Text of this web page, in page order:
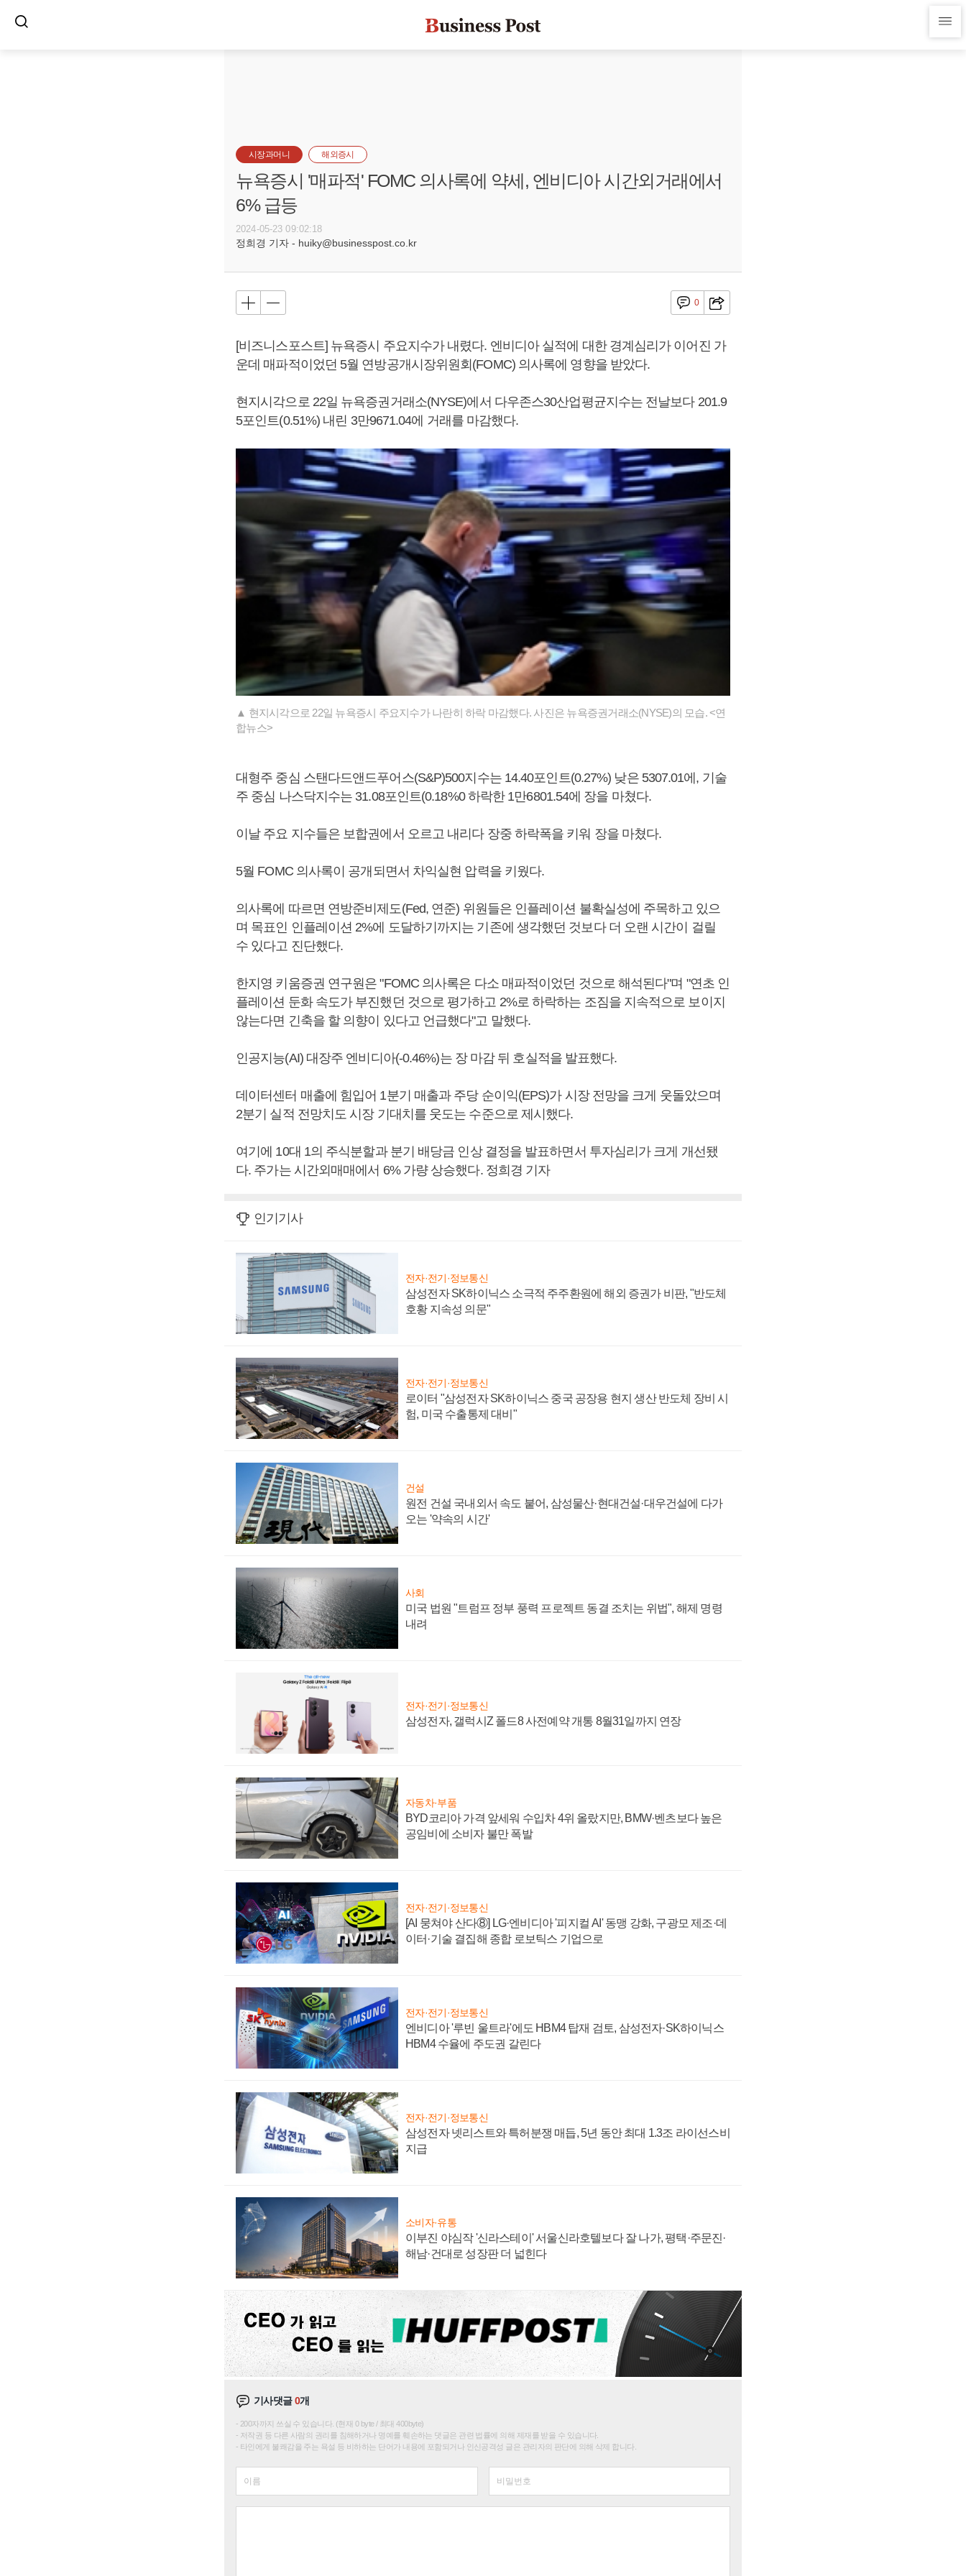
시장과머니 해외증시
뉴욕증시 '매파적' FOMC 의사록에 약세, 엔비디아 시간외거래에서
6% 급등
2024-05-23 09:02:18
정희경 기자 - huiky@businesspost.co.kr
0
[비즈니스포스트] 뉴욕증시 주요지수가 내렸다. 엔비디아 실적에 대한 경계심리가 이어진 가
운데 매파적이었던 5월 연방공개시장위원회(FOMC) 의사록에 영향을 받았다.
현지시각으로 22일 뉴욕증권거래소(NYSE)에서 다우존스30산업평균지수는 전날보다 201.9
5포인트(0.51%) 내린 3만9671.04에 거래를 마감했다.
▲ 현지시각으로 22일 뉴욕증시 주요지수가 나란히 하락 마감했다. 사진은 뉴욕증권거래소(NYSE)의 모습. <연
합뉴스>
대형주 중심 스탠다드앤드푸어스(S&P)500지수는 14.40포인트(0.27%) 낮은 5307.01에, 기술
주 중심 나스닥지수는 31.08포인트(0.18%0 하락한 1만6801.54에 장을 마쳤다.
이날 주요 지수들은 보합권에서 오르고 내리다 장중 하락폭을 키워 장을 마쳤다.
5월 FOMC 의사록이 공개되면서 차익실현 압력을 키웠다.
의사록에 따르면 연방준비제도(Fed, 연준) 위원들은 인플레이션 불확실성에 주목하고 있으
며 목표인 인플레이션 2%에 도달하기까지는 기존에 생각했던 것보다 더 오랜 시간이 걸릴
수 있다고 진단했다.
한지영 키움증권 연구원은 "FOMC 의사록은 다소 매파적이었던 것으로 해석된다"며 "연초 인
플레이션 둔화 속도가 부진했던 것으로 평가하고 2%로 하락하는 조짐을 지속적으로 보이지
않는다면 긴축을 할 의향이 있다고 언급했다"고 말했다.
인공지능(AI) 대장주 엔비디아(-0.46%)는 장 마감 뒤 호실적을 발표했다.
데이터센터 매출에 힘입어 1분기 매출과 주당 순이익(EPS)가 시장 전망을 크게 웃돌았으며
2분기 실적 전망치도 시장 기대치를 웃도는 수준으로 제시했다.
여기에 10대 1의 주식분할과 분기 배당금 인상 결정을 발표하면서 투자심리가 크게 개선됐
다. 주가는 시간외매매에서 6% 가량 상승했다. 정희경 기자
인기기사
전자·전기·정보통신
삼성전자 SK하이닉스 소극적 주주환원에 해외 증권가 비판, "반도체
호황 지속성 의문"
전자·전기·정보통신
로이터 "삼성전자 SK하이닉스 중국 공장용 현지 생산 반도체 장비 시
험, 미국 수출통제 대비"
건설
원전 건설 국내외서 속도 붙어, 삼성물산·현대건설·대우건설에 다가
오는 '약속의 시간'
사회
미국 법원 "트럼프 정부 풍력 프로젝트 동결 조치는 위법", 해제 명령
내려
전자·전기·정보통신
삼성전자, 갤럭시Z 폴드8 사전예약 개통 8월31일까지 연장
자동차·부품
BYD코리아 가격 앞세워 수입차 4위 올랐지만, BMW·벤츠보다 높은
공임비에 소비자 불만 폭발
전자·전기·정보통신
[AI 뭉쳐야 산다⑧] LG·엔비디아 '피지컬 AI' 동맹 강화, 구광모 제조·데
이터·기술 결집해 종합 로보틱스 기업으로
전자·전기·정보통신
엔비디아 '루빈 울트라'에도 HBM4 탑재 검토, 삼성전자·SK하이닉스
HBM4 수율에 주도권 갈린다
전자·전기·정보통신
삼성전자 넷리스트와 특허분쟁 매듭, 5년 동안 최대 1.3조 라이선스비
지급
소비자·유통
이부진 야심작 '신라스테이' 서울신라호텔보다 잘 나가, 평택·주문진·
해남·건대로 성장판 더 넓힌다
기사댓글0개
200자까지 쓰실 수 있습니다. (현재 0 byte / 최대 400byte)
저작권 등 다른 사람의 권리를 침해하거나 명예를 훼손하는 댓글은 관련 법률에 의해 제재를 받을 수 있습니다.
타인에게 불쾌감을 주는 욕설 등 비하하는 단어가 내용에 포함되거나 인신공격성 글은 관리자의 판단에 의해 삭제 합니다.